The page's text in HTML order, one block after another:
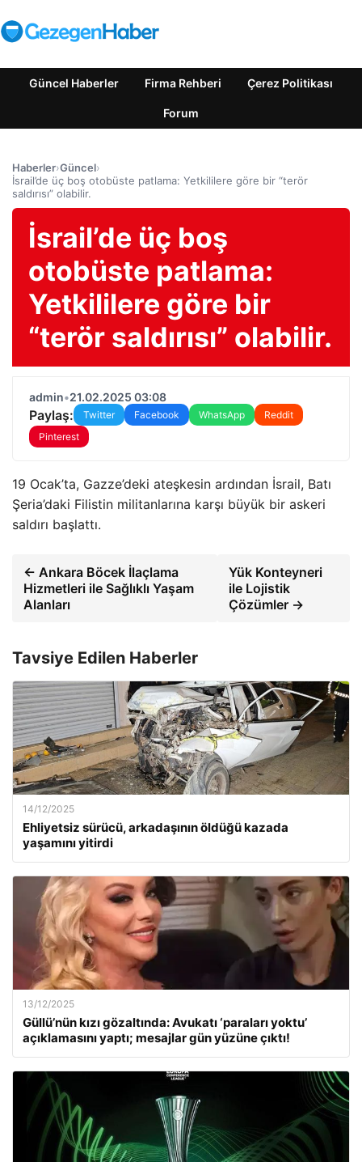
Güncel Haberler Firma Rehberi Çerez Politikası
Forum
Haberler›Güncel›
İsrail’de üç boş otobüste patlama: Yetkililere göre bir “terör
saldırısı” olabilir.
İsrail’de üç boş
otobüste patlama:
Yetkililere göre bir
“terör saldırısı” olabilir.
admin•21.02.2025 03:08
Paylaş: Twitter Facebook WhatsApp
Reddit
Pinterest
19 Ocak’ta, Gazze’deki ateşkesin ardından İsrail, Batı
Şeria’daki Filistin militanlarına karşı büyük bir askeri
saldırı başlattı.
← Ankara Böcek İlaçlama
Hizmetleri ile Sağlıklı Yaşam
Alanları
Yük Konteyneri
ile Lojistik
Çözümler →
Tavsiye Edilen Haberler
14/12/2025
Ehliyetsiz sürücü, arkadaşının öldüğü kazada
yaşamını yitirdi
13/12/2025
Güllü’nün kızı gözaltında: Avukatı ‘paraları yoktu’
açıklamasını yaptı; mesajlar gün yüzüne çıktı!